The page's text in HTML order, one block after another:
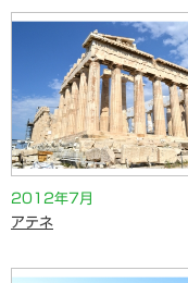
2012年7月
アテネ